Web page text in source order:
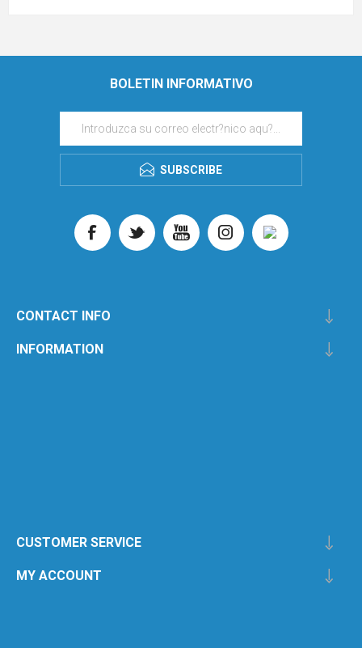
BOLETIN INFORMATIVO
SUBSCRIBE
CONTACT INFO
INFORMATION
CUSTOMER SERVICE
MY ACCOUNT